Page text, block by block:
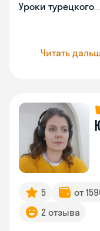
Уроки турецкого
Читать
5 от
2 отзыва